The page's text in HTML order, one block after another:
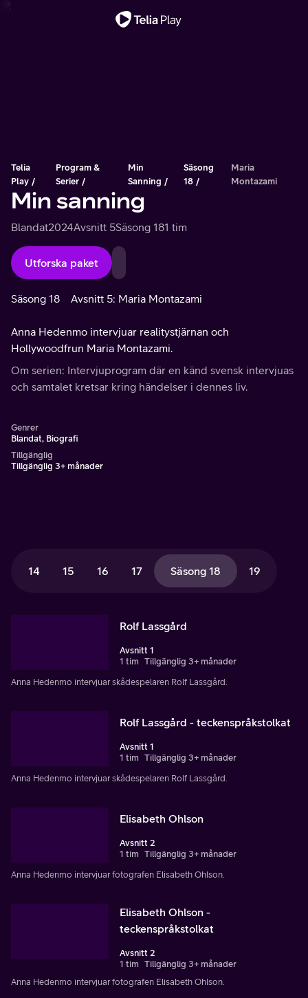
Telia
Play
Program &
Serier
Min
Sanning
Säsong
18
Maria
Montazami
Min sanning
Blandat2024Avsnitt 5Säsong 181 tim
Utforska paket
Säsong 18 Avsnitt 5: Maria Montazami
Anna Hedenmo intervjuar realitystjärnan och
Hollywoodfrun Maria Montazami.
Om serien: Intervjuprogram där en känd svensk intervjuas
och samtalet kretsar kring händelser i dennes liv.
Genrer
Blandat, Biografi
Tillgänglig
Tillgänglig 3+ månader
14 15 16 17 Säsong 18 19
Rolf Lassgård
Avsnitt 1
1 tim Tillgänglig 3+ månader
Anna Hedenmo intervjuar skådespelaren Rolf Lassgård.
Rolf Lassgård - teckenspråkstolkat
Avsnitt 1
1 tim Tillgänglig 3+ månader
Anna Hedenmo intervjuar skådespelaren Rolf Lassgård.
Elisabeth Ohlson
Avsnitt 2
1 tim Tillgänglig 3+ månader
Anna Hedenmo intervjuar fotografen Elisabeth Ohlson.
Elisabeth Ohlson -
teckenspråkstolkat
Avsnitt 2
1 tim Tillgänglig 3+ månader
Anna Hedenmo intervjuar fotografen Elisabeth Ohlson.